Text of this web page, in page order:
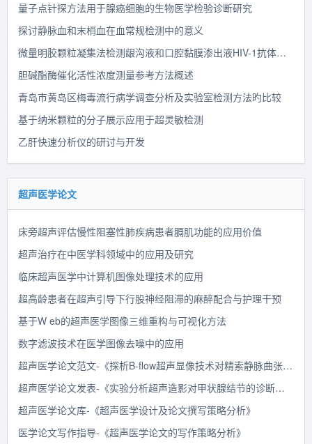
量子点针探方法用于腺癌细胞的生物医学检验诊断研究
探讨静脉血和末梢血在血常规检测中的意义
微量明胶颗粒凝集法检测龈沟液和口腔黏膜渗出液HIV-1抗体的研究
胆碱酯酶催化活性浓度测量参考方法概述
青岛市黄岛区梅毒流行病学调查分析及实验室检测方法旳比较
基于纳米颗粒的分子展示应用于超灵敏检测
乙肝快速分析仪的研讨与开发
超声医学论文
床旁超声评估慢性阻塞性肺疾病患者膈肌功能的应用价值
超声治疗在中医学科领域中的应用及研究
临床超声医学中计算机图像处理技术的应用
超高龄患者在超声引导下行股神经阻滞的麻醉配合与护理干预
基于W eb的超声医学图像三维重构与可视化方法
数字滤波技术在医学图像去噪中的应用
超声医学论文范文-《探析B-flow超声显像技术对精索静脉曲张的诊断价值》
超声医学论文发表-《实验分析超声造影对甲状腺结节的诊断价值》
超声医学论文库-《超声医学设计及论文撰写策略分析》
医学论文写作指导-《超声医学论文的写作策略分析》